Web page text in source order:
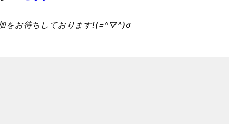
をお待ちしております!(=^▽^)σ